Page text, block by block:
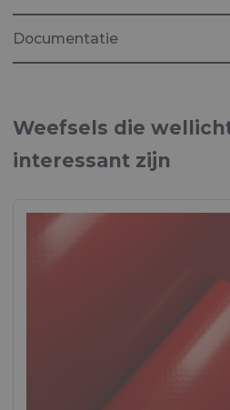
Documentatie
Weefsels die
interessant zijn